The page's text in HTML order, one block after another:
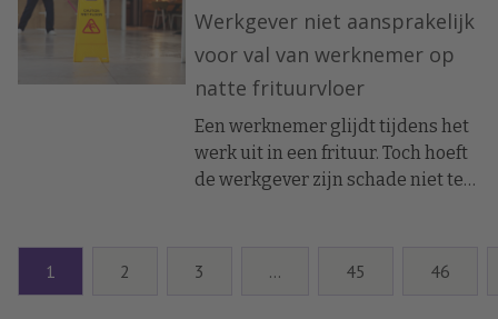
medezeggenschap steeds meer
van formele inspraak naar
strategisch partnerschap. Voor
HR ligt daarin een belangrijke rol.
Twee experts en twee HR-
professionals over deze
veranderende rol.
Werkgever niet aansprakelijk
voor val van werknemer op
natte frituurvloer
Een werknemer glijdt tijdens het
werk uit in een frituur. Toch hoeft
de werkgever zijn schade niet te
1 2 3 … 45 46